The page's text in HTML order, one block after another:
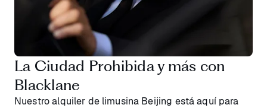
La Ciudad Prohibida y más con
Blacklane
Nuestro alquiler de limusina Beijing está aquí para